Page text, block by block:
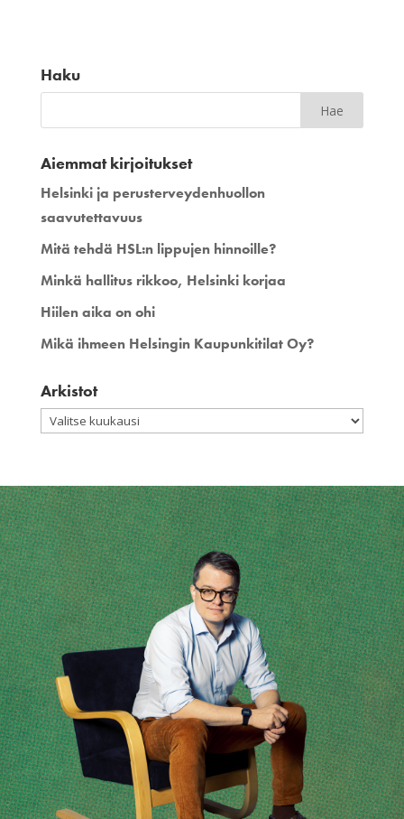
Haku
Aiemmat kirjoitukset
Helsinki ja perusterveydenhuollon
saavutettavuus
Mitä tehdä HSL:n lippujen hinnoille?
Minkä hallitus rikkoo, Helsinki korjaa
Hiilen aika on ohi
Mikä ihmeen Helsingin Kaupunkitilat Oy?
Arkistot
Arkistot